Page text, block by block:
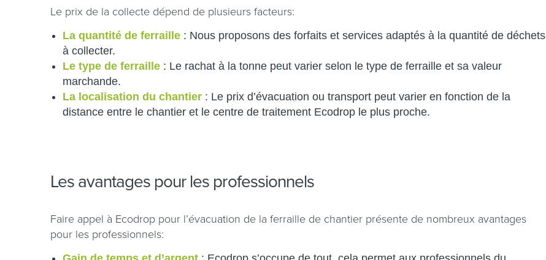
Le prix de la collecte dépend de plusieurs facteurs:
La quantité de ferraille : Nous proposons des forfaits et services adaptés à la quantité de déchets
à collecter.
Le type de ferraille : Le rachat à la tonne peut varier selon le type de ferraille et sa valeur
marchande.
La localisation du chantier : Le prix d’évacuation ou transport peut varier en fonction de la
distance entre le chantier et le centre de traitement Ecodrop le plus proche.
Les avantages pour les professionnels
Faire appel à Ecodrop pour l’évacuation de la ferraille de chantier présente de nombreux avantages
pour les professionnels: